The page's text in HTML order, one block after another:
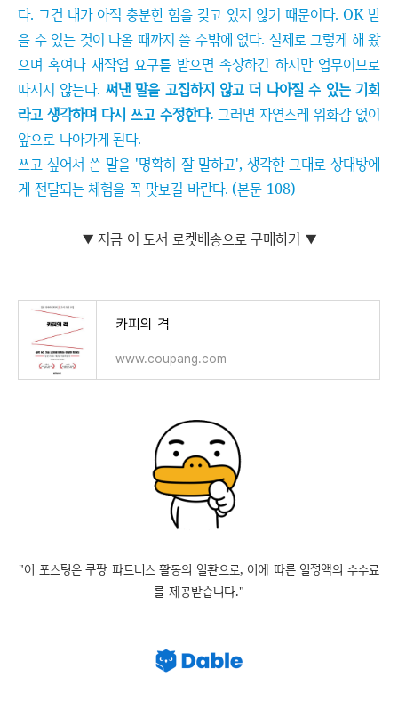
다. 그건 내가 아직 충분한 힘을 갖고 있지 않기 때문이다. OK 받
을 수 있는 것이 나올 때까지 쓸 수밖에 없다. 실제로 그렇게 해 왔
으며 혹여나 재작업 요구를 받으면 속상하긴 하지만 업무이므로
따지지 않는다. 써낸 말을 고집하지 않고 더 나아질 수 있는 기회
라고 생각하며 다시 쓰고 수정한다. 그러면 자연스레 위화감 없이
앞으로 나아가게 된다.
쓰고 싶어서 쓴 말을 '명확히 잘 말하고', 생각한 그대로 상대방에
게 전달되는 체험을 꼭 맛보길 바란다. (본문 108)
▼ 지금 이 도서 로켓배송으로 구매하기 ▼
카피의 격
www.coupang.com
"이 포스팅은 쿠팡 파트너스 활동의 일환으로, 이에 따른 일정액의 수수료
를 제공받습니다."